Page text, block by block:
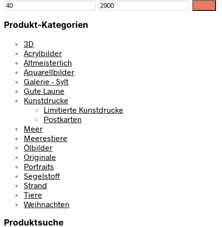
Produkt-Kategorien
3D
Acrylbilder
Altmeisterlich
Aquarellbilder
Galerie - Sylt
Gute Laune
Kunstdrucke
Limitierte Kunstdrucke
Postkarten
Meer
Meerestiere
Ölbilder
Originale
Portraits
Segelstoff
Strand
Tiere
Weihnachten
Produktsuche